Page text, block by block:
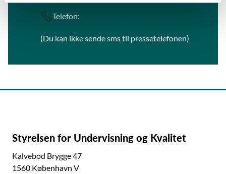
Telefon:
(Du kan ikke sende sms til pressetelefonen)
Styrelsen for Undervisning og Kvalitet
Kalvebod Brygge 47
1560 København V